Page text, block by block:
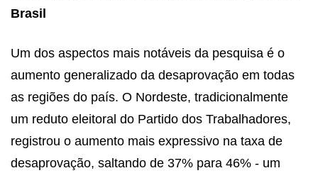
Brasil
Um dos aspectos mais notáveis da pesquisa é o
aumento generalizado da desaprovação em todas
as regiões do país. O Nordeste, tradicionalmente
um reduto eleitoral do Partido dos Trabalhadores,
registrou o aumento mais expressivo na taxa de
desaprovação, saltando de 37% para 46% - um